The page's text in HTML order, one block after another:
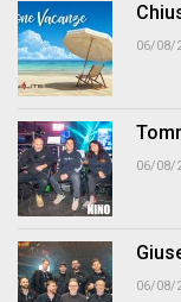
06/08/
06/08/
06/08/